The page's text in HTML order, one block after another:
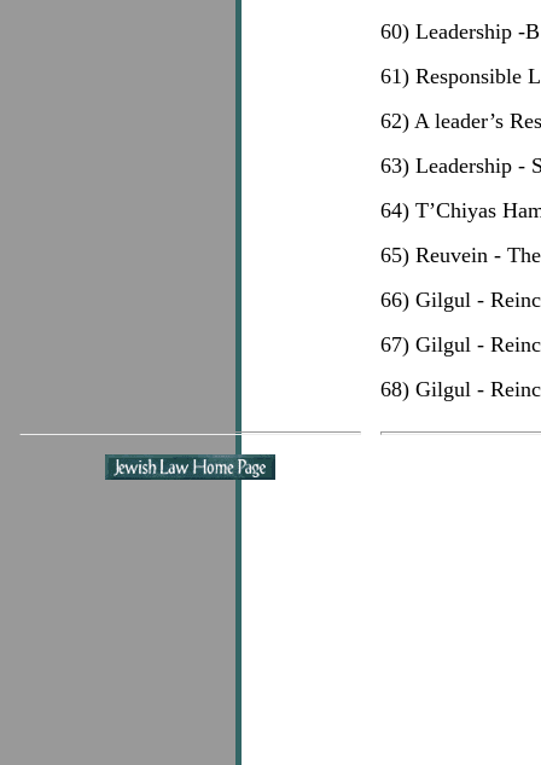
60) Leadership -
61) Responsible
62) A leader’s
63) Leadership -
64) T’Chiyas
65) Reuvein -
66) Gilgul -
67) Gilgul -
68) Gilgul -